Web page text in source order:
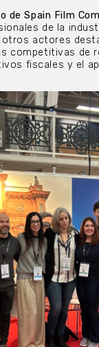
de Spain Film
de la
actores
competitivas de
fiscales y el